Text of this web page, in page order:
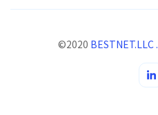
©2020 BESTNET.LLC .